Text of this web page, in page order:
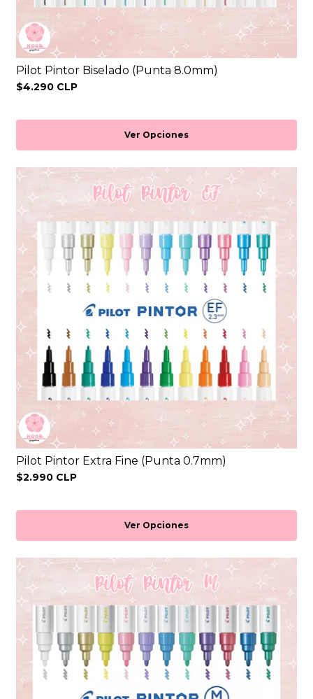
Pilot Pintor Biselado (Punta 8.0mm)
$4.290 CLP
Ver Opciones
Pilot Pintor Extra Fine (Punta 0.7mm)
$2.990 CLP
Ver Opciones